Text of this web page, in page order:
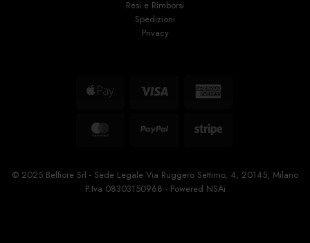
Resi e Rimborsi
Spedizioni
Privacy
Apple
Visa
American
MasterCardPayPal Stripe
© 2025 Belfiore Srl - Sede Legale Via Ruggero Settimo, 4, 20145, Milano
P.Iva 08303150968 - Powered NSAi